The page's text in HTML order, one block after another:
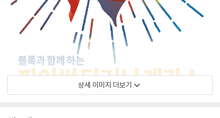
상세 이미지 더보기